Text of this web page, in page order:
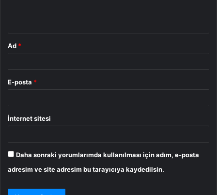
Ad *
E-posta *
İnternet sitesi
Daha sonraki yorumlarımda kullanılması için adım, e-posta
adresim ve site adresim bu tarayıcıya kaydedilsin.